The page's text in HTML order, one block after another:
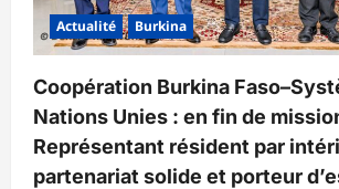
Actualité Burkina
Coopération Burkina
Nations Unies : en fin de
Représentant résident par
partenariat solide et porteur